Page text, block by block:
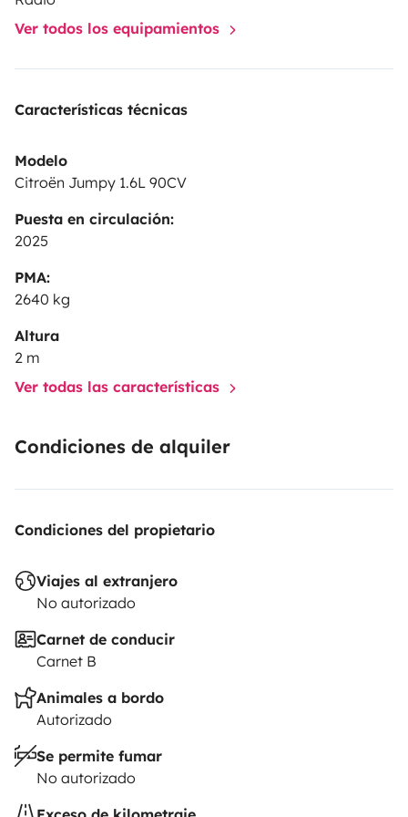
Ver todos los equipamientos
Características técnicas
Modelo
Citroën Jumpy 1.6L 90CV
Puesta en circulación:
2025
PMA:
2640 kg
Altura
2 m
Ver todas las características
Condiciones de alquiler
Condiciones del propietario
Viajes al extranjero
No autorizado
Carnet de conducir
Carnet B
Animales a bordo
Autorizado
Se permite fumar
No autorizado